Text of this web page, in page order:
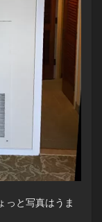
っと写真はうま